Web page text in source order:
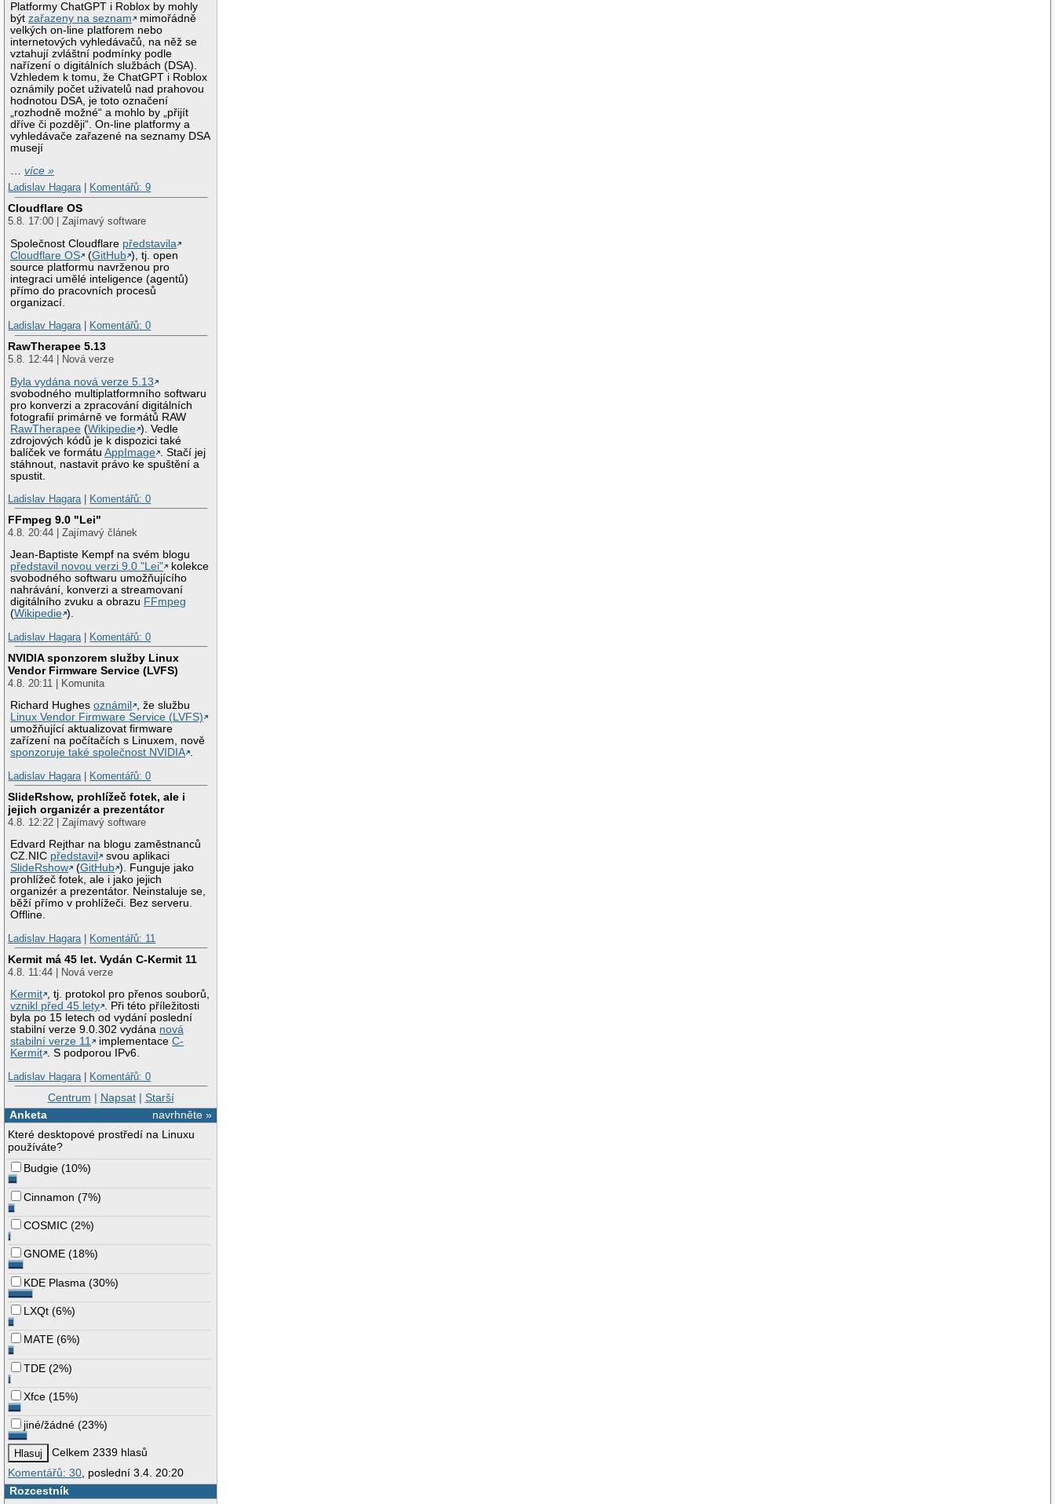
Platformy ChatGPT i Roblox by mohly
býtzařazeny na seznam
mimořádně
velkých on-line platforem nebo
internetových vyhledávačů, na něž se
vztahují zvláštní podmínky podle
nařízení o digitálních službách (DSA).
Vzhledem k tomu, že ChatGPT i Roblox
oznámily počet uživatelů nad prahovou
hodnotou DSA, je toto označení
„rozhodně možné“ a mohlo by „přijít
dříve či později“. On-line platformy a
vyhledávače zařazené na seznamy DSA
musejí
…více »
Ladislav Hagara| Komentářů: 9
Cloudflare OS
5.8. 17:00 | Zajímavý software
Společnost Cloudflare představila
Cloudflare OS
(GitHub ), tj. open
source platformu navrženou pro
integraci umělé inteligence (agentů)
přímo do pracovních procesů
organizací.
Ladislav Hagara| Komentářů: 0
RawTherapee 5.13
5.8. 12:44 | Nová verze
Byla vydána nová verze 5.13
svobodného multiplatformního softwaru
pro konverzi a zpracování digitálních
fotografií primárně ve formátů RAW
RawTherapee (Wikipedie ). Vedle
zdrojových kódů je k dispozici také
balíček ve formátuAppImage
. Stačí jej
stáhnout, nastavit právo ke spuštění a
spustit.
Ladislav Hagara| Komentářů: 0
FFmpeg 9.0 "Lei"
4.8. 20:44 | Zajímavý článek
Jean-Baptiste Kempf na svém blogu
představil novou verzi 9.0 "Lei"
kolekce
svobodného softwaru umožňujícího
nahrávání, konverzi a streamovaní
digitálního zvuku a obrazu FFmpeg
(Wikipedie ).
Ladislav Hagara| Komentářů: 0
NVIDIA sponzorem služby Linux
Vendor Firmware Service (LVFS)
4.8. 20:11 | Komunita
Richard Hughesoznámil
, že službu
Linux Vendor Firmware Service (LVFS)
umožňující aktualizovat firmware
zařízení na počítačích s Linuxem, nově
sponzoruje také společnost NVIDIA .
Ladislav Hagara| Komentářů: 0
SlideRshow, prohlížeč fotek, ale i
jejich organizér a prezentátor
4.8. 12:22 | Zajímavý software
Edvard Rejthar na blogu zaměstnanců
CZ.NIC představil
svou aplikaci
SlideRshow
(GitHub ). Funguje jako
prohlížeč fotek, ale i jako jejich
organizér a prezentátor. Neinstaluje se,
běží přímo v prohlížeči. Bez serveru.
Offline.
Ladislav Hagara| Komentářů: 11
Kermit má 45 let. Vydán C-Kermit 11
4.8. 11:44 | Nová verze
Kermit , tj. protokol pro přenos souborů,
vznikl před 45 lety . Při této příležitosti
byla po 15 letech od vydání poslední
stabilní verze 9.0.302 vydána nová
stabilní verze 11
implementaceC-
Kermit . S podporou IPv6.
Ladislav Hagara| Komentářů: 0
Centrum | Napsat| Starší
navrhněte »
Anketa
Které desktopové prostředí na Linuxu
používáte?
Budgie (10%)
Cinnamon (7%)
COSMIC (2%)
GNOME (18%)
KDE Plasma (30%)
LXQt (6%)
MATE (6%)
TDE (2%)
Xfce (15%)
jiné/žádné (23%)
Celkem 2339 hlasů
Komentářů: 30 , poslední 3.4. 20:20
Rozcestník